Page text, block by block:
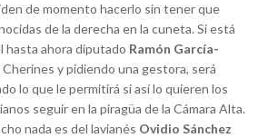
de momento hacerlo sin tener que
de la derecha en la cuneta. Si está
hasta ahora diputado Ramón García-
Cherines y pidiendo una gestora, será
lo que le permitirá si así lo quieren los
seguir en la piragüa de la Cámara Alta.
nada es del lavianés Ovidio Sánchez